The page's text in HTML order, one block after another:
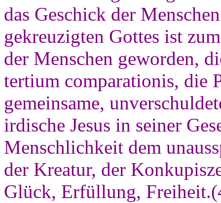
das Geschick der
gekreuzigten Gottes ist
der Menschen geworden,
tertium comparationis, die
gemeinsame,
irdische Jesus in seiner
Menschlichkeit dem
der Kreatur, der
Glück, Erfüllung,